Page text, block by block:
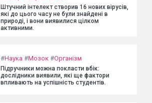
Штучний інтелект створив 16 нових вірусів,
які до цього часу не були знайдені в
природі, і вони виявилися цілком
активними.
#Наука #Мозок #Організм
Підручники можна покласти вбік:
дослідники виявили, які ще фактори
впливають на успішність студентів.